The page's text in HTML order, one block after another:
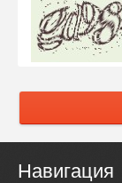
Навигация